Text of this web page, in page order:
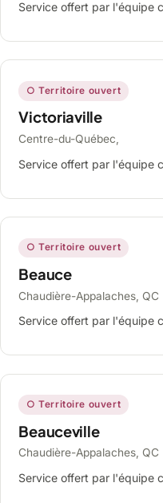
Service offert par l'équipe
○ Territoire ouvert
Victoriaville
Centre-du-Québec,
Service offert par l'équipe
○ Territoire ouvert
Beauce
Chaudière-Appalaches, QC
Service offert par l'équipe
○ Territoire ouvert
Beauceville
Chaudière-Appalaches, QC
Service offert par l'équipe